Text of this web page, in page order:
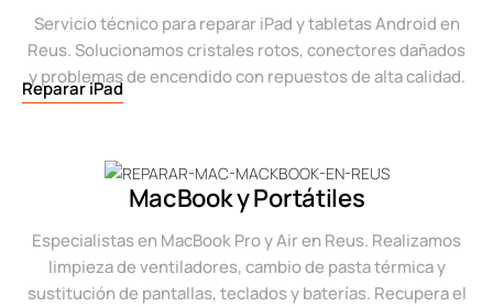
Servicio técnico para reparar iPad y tabletas Android en
Reus. Solucionamos cristales rotos, conectores dañados
y problemas de encendido con repuestos de alta calidad.
Reparar iPad
MacBook y Portátiles
Especialistas en MacBook Pro y Air en Reus. Realizamos
limpieza de ventiladores, cambio de pasta térmica y
sustitución de pantallas, teclados y baterías. Recupera el